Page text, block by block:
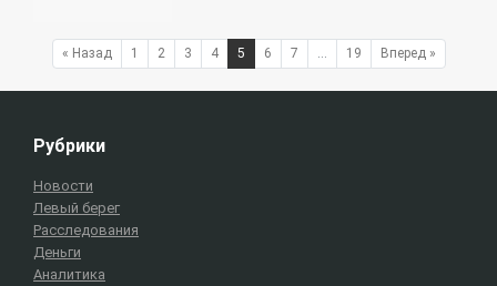
« Назад 1 2 3 4 5 6 7 … 19 Вперед »
Рубрики
Новости
Левый берег
Расследования
Деньги
Аналитика